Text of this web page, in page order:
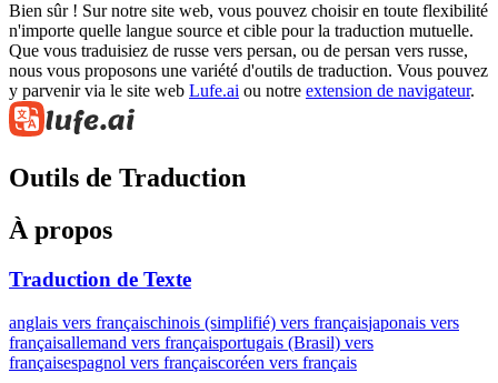
Bien sûr ! Sur notre site web, vous pouvez choisir en toute flexibilité
n'importe quelle langue source et cible pour la traduction mutuelle.
Que vous traduisiez de russe vers persan, ou de persan vers russe,
nous vous proposons une variété d'outils de traduction. Vous pouvez
y parvenir via le site web Lufe.ai ou notre extension de navigateur.
Outils de Traduction
À propos
Traduction de Texte
anglais vers françaischinois (simplifié) vers françaisjaponais vers
françaisallemand vers françaisportugais (Brasil) vers
françaisespagnol vers françaiscoréen vers français